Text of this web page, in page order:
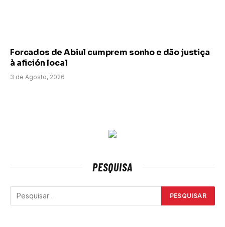
Forcados de Abiul cumprem sonho e dão justiça
à afición local
3 de Agosto, 2026
PESQUISA